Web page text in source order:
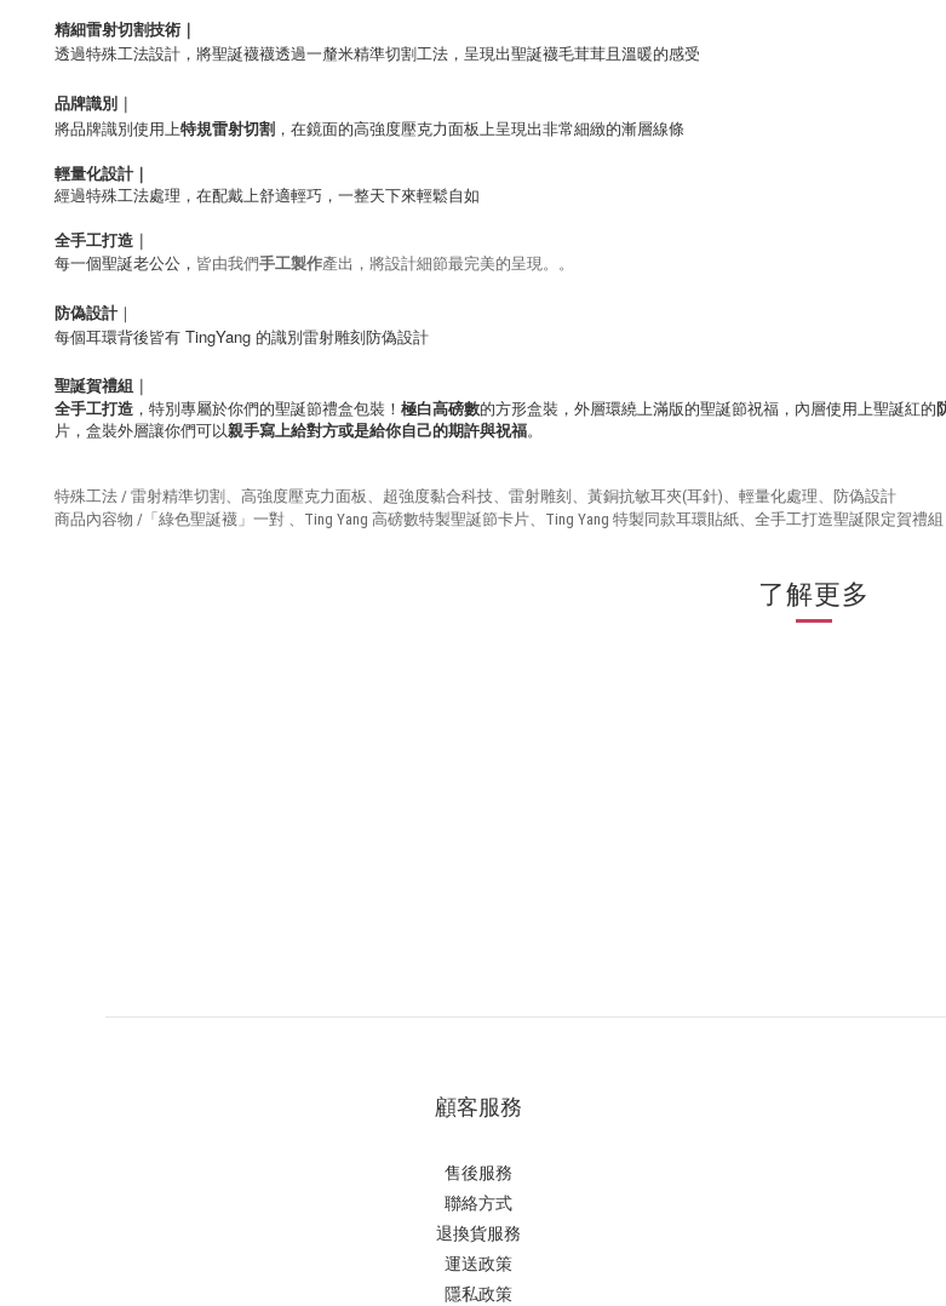
精細雷射切割技術｜
透過特殊工法設計，將聖誕襪襪透過一釐米精準切割工法 ，呈現出聖誕襪毛茸茸且溫暖的感受
品牌識別
將品牌識別使用上特規雷射切割 ，在鏡面的高強度壓克力面板上呈現出非常細緻的漸層線條
輕量化設計｜
經過特殊工法處理，在配戴上舒適輕巧，一整天下來輕鬆自如
全手工打造
每一個聖誕老公公， 皆由我們手工製作產出，將設計細節最完美的呈現。。
防偽設計｜
每個耳環背後皆有 TingYang 的識別雷射雕刻防偽設計
聖誕賀禮組
全手工打造 ，特別專屬於你們的聖誕節禮盒包裝！ 極白高磅數的方形盒裝，外層環繞上滿版的聖誕節祝福，內層使用上聖誕紅的
片， 盒裝外層讓你們可以親手寫上給對方或是給你自己的期許與祝福。
特殊工法 / 雷射精準切割、高強度壓克力面板、超強度黏合科技、雷射雕刻、黃銅抗敏耳夾(耳針)、輕量化處理、
防偽設計
商品內容物 /「綠色聖誕襪」一對 、Ting Yang 高磅數特製聖誕節卡片、 Ting Yang 特製同款耳環貼紙、全手工打造聖誕限定賀禮組
了解更多
顧客服務
售後服務
聯絡方式
退換貨服務
運送政策
隱私政策